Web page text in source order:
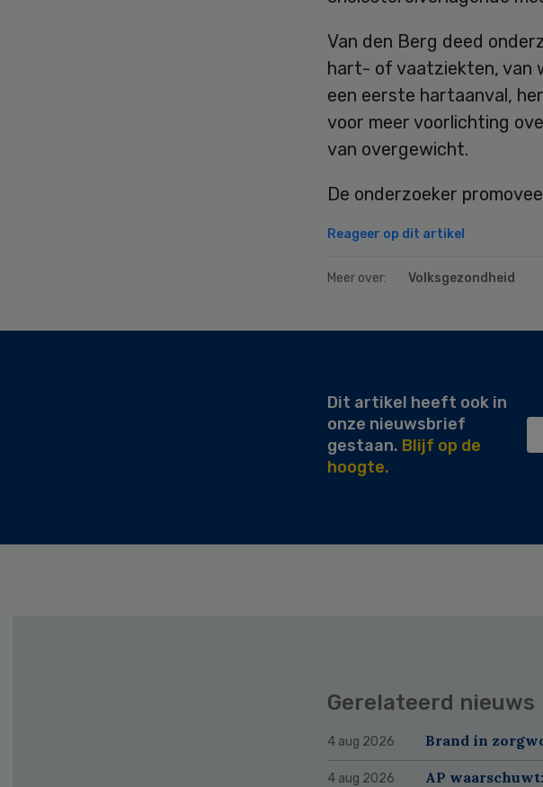
Van den Berg deed
hart- of vaatziekten, van
een eerste hartaanval,
voor meer voorlichting
van overgewicht.
De onderzoeker
Reageer op dit artikel
Meer over: Volksgezondheid
Dit artikel heeft ook in
onze nieuwsbrief
gestaan. Blijf op de
hoogte.
Gerelateerd nieuws
4 aug 2026 Brand in
4 aug 2026 AP